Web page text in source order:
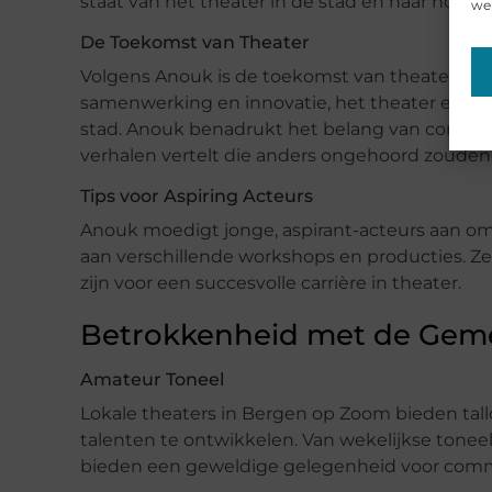
De Toekomst van Theater
Volgens Anouk is de toekomst van theater in
samenwerking en innovatie, het theater een
stad. Anouk benadrukt het belang van
verhalen vertelt die anders ongehoord
Tips voor Aspiring Acteurs
Anouk moedigt jonge, aspirant-acteurs aan
aan verschillende workshops en producties.
zijn voor een succesvolle carrière in theater.
Betrokkenheid met de
Amateur Toneel
Lokale theaters in Bergen op Zoom bieden
talenten te ontwikkelen. Van wekelijkse
bieden een geweldige gelegenheid voor